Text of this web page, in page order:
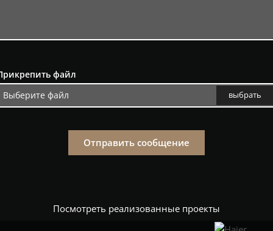
файл
выбрать
Выберите файл
Отправить сообщение
Посмотреть реализованные проекты